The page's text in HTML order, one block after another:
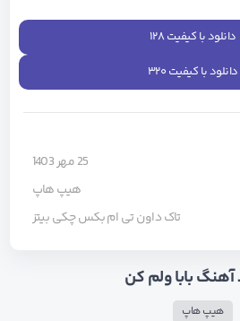
دانلود با کیفیت ۱۲۸
دانلود با کیفیت ۳۲۰
25 مهر 1403
هیپ هاپ
تاک داونتی ام بکسچکی بیتز
آهنگ بابا ولم کن
هیپ هاپ